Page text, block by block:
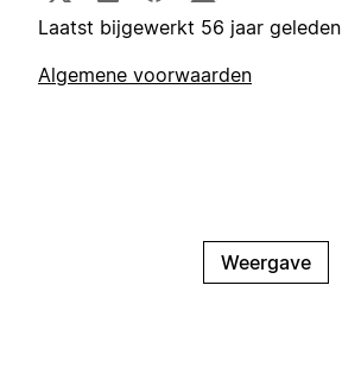
Laatst bijgewerkt 56 jaar geleden
Algemene voorwaarden
Weergave